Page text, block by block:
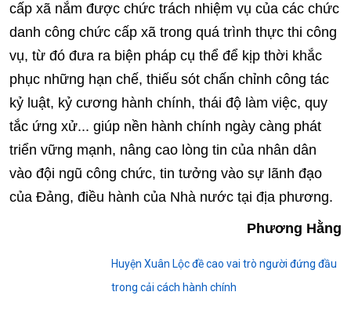
cấp xã nắm được chức trách nhiệm vụ của các chức
danh công chức cấp xã trong quá trình thực thi công
vụ, từ đó đưa ra biện pháp cụ thể để kịp thời khắc
phục những hạn chế, thiếu sót chấn chỉnh công tác
kỷ luật, kỷ cương hành chính, thái độ làm việc, quy
tắc ứng xử... giúp nền hành chính ngày càng phát
triển vững mạnh, nâng cao lòng tin của nhân dân
vào đội ngũ công chức, tin tưởng vào sự lãnh đạo
của Đảng, điều hành của Nhà nước tại địa phương.
Phương Hằng
Huyện Xuân Lộc đề cao vai trò người đứng đầu
trong cải cách hành chính